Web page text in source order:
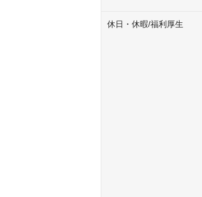
休日・休暇/福利厚生